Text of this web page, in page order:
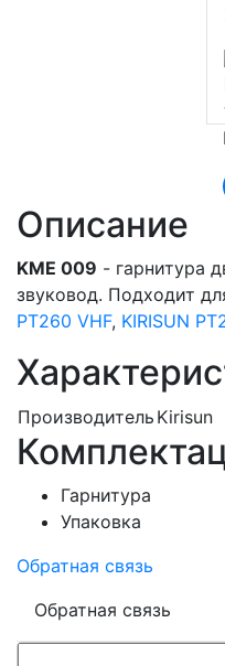
Описание
KME 009 - гарнитура
звуковод. Подходит
PT260 VHF, KIRISUN
Производитель Kirisun
Гарнитура
Упаковка
Обратная связь
Обратная связь